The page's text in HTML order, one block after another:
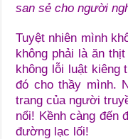
san sẻ cho người
Tuyệt nhiên mình
không phải là ăn
không lỗi luật kiêng
đó cho thầy mình.
trang của người
nổi! Kềnh càng đến
đường lạc lối!